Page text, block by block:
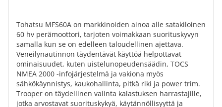
Tohatsu MFS60A on markkinoiden ainoa alle satakiloinen
60 hv perämoottori, tarjoten voimakkaan suorituskyvyn
samalla kun se on edelleen taloudellinen ajettava.
Veneilynautinnon täydentävät käyttöä helpottavat
ominaisuudet, kuten uistelunopeudensäädin, TOCS
NMEA 2000 -infojärjestelmä ja vakiona myös
sähkökäynnistys, kaukohallinta, pitkä riki ja power trim.
Trooper on täydellinen valinta kalastuksen harrastajille,
jotka arvostavat suorituskykyä, käytännöllisyyttä ja